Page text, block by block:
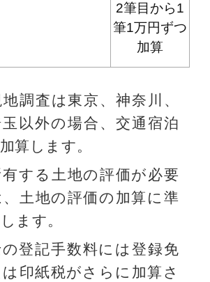
2筆目から1
筆1万円ずつ
加算
調査は東京、神奈川、
以外の場合、交通宿泊
算します。
する土地の評価が必要
土地の評価の加算に準
ます。
登記手数料には登録免
印紙税がさらに加算さ